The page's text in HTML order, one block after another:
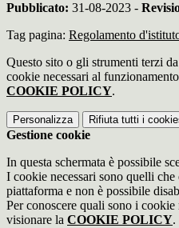
Pubblicato: 31-08-2023 -
Tag pagina: Regolamento
Questo sito o gli strumenti terzi
cookie necessari al
COOKIE POLICY.
Personalizza Rifiuta tutti i
Gestione cookie
In questa schermata è possibile
I cookie necessari sono quelli
piattaforma e non è possibile
Per conoscere quali sono i
visionare la COOKIE POLICY.